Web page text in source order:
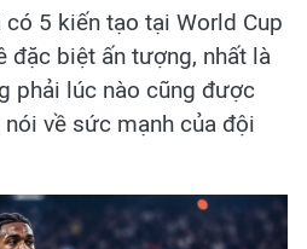
có 5 kiến tạo tại World Cup
đặc biệt ấn tượng, nhất là
phải lúc nào cũng được
về sức mạnh của đội